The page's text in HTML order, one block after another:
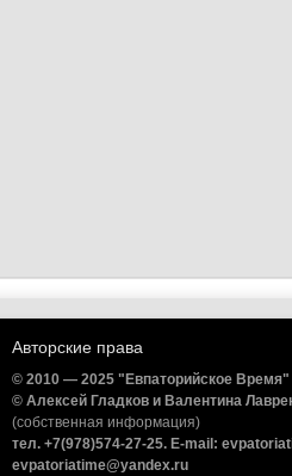
Авторские права
© 2010 — 2025 "Евпаторийское Время"
© Алексей Гладков и Валентина
(собственная информация)
тел. +7(978)574-27-25. E-mail:
evpatoriatime@yandex.ru